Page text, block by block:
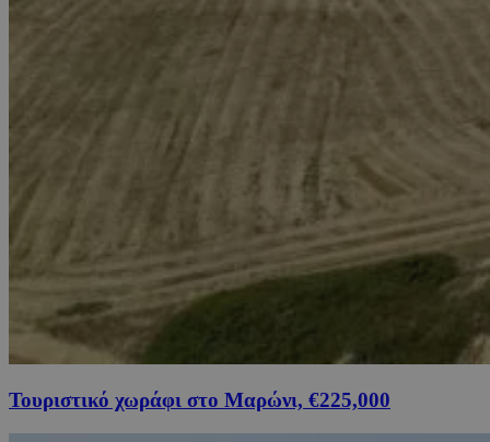
Τουριστικό χωράφι στο Μαρώνι, €225,000